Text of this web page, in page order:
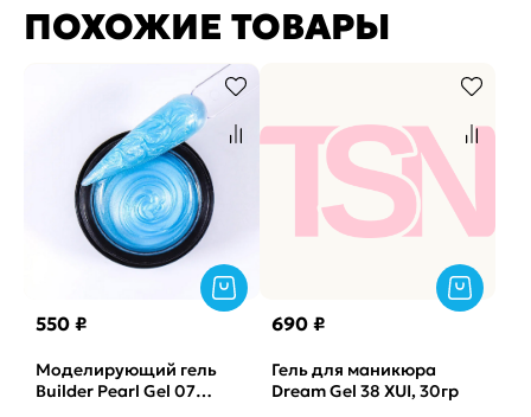
ПОХОЖИЕ ТОВАРЫ
550 ₽
Моделирующий гель
Builder Pearl Gel 07
690 ₽
Гель для маникюра
Dream Gel 38 XUI, 30гр